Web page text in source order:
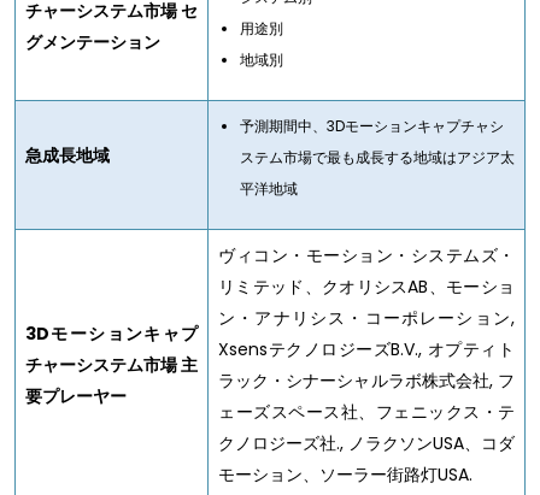
チャーシステム市場 セ
グメンテーション
用途別
地域別
急成長地域
予測期間中、3Dモーションキャプチャシ
ステム市場で最も成長する地域はアジア太
平洋地域
3Dモーションキャプ
チャーシステム市場 主
要プレーヤー
ヴィコン・モーション・システムズ・
リミテッド、クオリシスAB、モーショ
ン・アナリシス・コーポレーション,
XsensテクノロジーズB.V., オプティト
ラック・シナーシャルラボ株式会社, フ
ェーズスペース社、フェニックス・テ
クノロジーズ社., ノラクソンUSA、コダ
モーション、ソーラー街路灯USA.